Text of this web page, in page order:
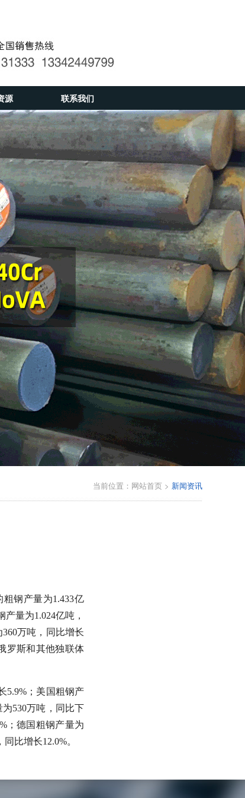
源 联系我们
当前位置： 网站首页 > 新闻资讯
钢产量为1.433亿
量为1.024亿吨，
万吨，同比增长
罗斯和其他独联体
5.9%；美国粗钢产
530万吨，同比下
；德国粗钢产量为
比增长12.0%。